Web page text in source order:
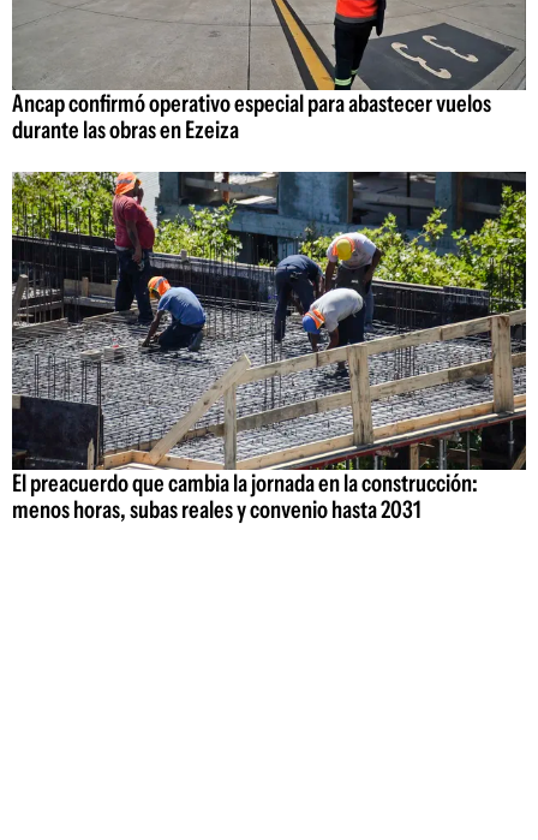
Ancap confirmó operativo especial para abastecer vuelos
durante las obras en Ezeiza
El preacuerdo que cambia la jornada en la construcción:
menos horas, subas reales y convenio hasta 2031